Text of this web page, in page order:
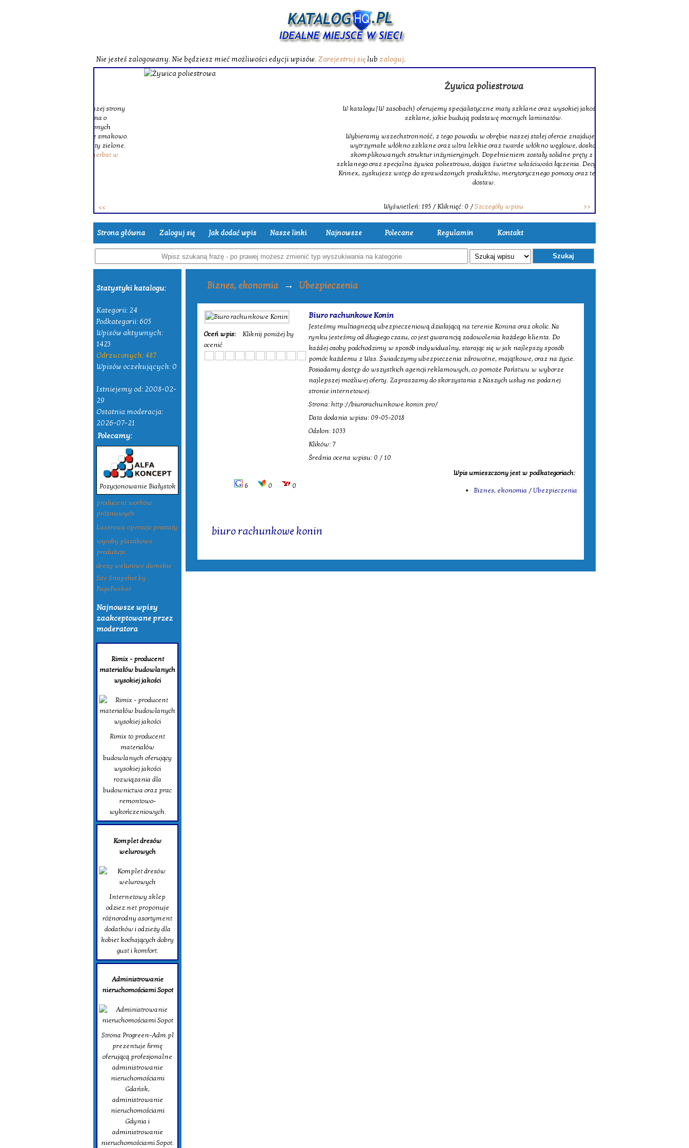
Nie jesteś zalogowany. Nie będziesz mieć możliwości edycji wpisów. Zarejestruj się lub zaloguj.
Żywica poliestrowa
W katalogu|W zasobach} oferujemy specjalistyczne maty szklane oraz wysokiej jakości tkaniny
szklane, jakie budują podstawę mocnych laminatów.
Wybieramy wszechstronność, z tego powodu w obrębie naszej stałej ofercie znajduje się także
wytrzymałe włókno szklane oraz ultra lekkie oraz twarde włókno węglowe, doskonałe do
skomplikowanych struktur inżynieryjnych. Dopełnieniem zostały solidne pręty z włókna
szklanego oraz specjalna żywica poliestrowa, dająca świetne właściwości łączenia. Decydując się na
Krinex, zyskujesz wstęp do sprawdzonych produktów, merytorycznego pomocy oraz terminowych
Wyświetleń: 195 / Kliknięć: 0 /Szczegóły wpisu
Strona główna Zaloguj się Jak dodać wpis Nasze linki Najnowsze Polecane Regulamin Kontakt
Szukaj
Statystyki katalogu:
Kategorii: 24
Podkategorii: 605
Wpisów aktywnych:
1423
Odrzuconych: 487
Wpisów oczekujących: 0
Istniejemy od: 2008-02-
29
Ostatnia moderacja:
2026-07-21
Polecamy:
Pozycjonowanie Białystok
producent worków
próżniowych
Laserowa operacja prostaty
wyroby plastikowe
produkcja
dresy welurowe damskie
Site Snapshot by
PagePeeker
Najnowsze wpisy
zaakceptowane przez
moderatora
Rimix - producent
materiałów budowlanych
wysokiej jakości
Rimix to producent
materiałów
budowlanych oferujący
wysokiej jakości
rozwiązania dla
budownictwa oraz prac
remontowo-
wykończeniowych.
Komplet dresów
welurowych
Internetowy sklep
odziez.net proponuje
różnorodny asortyment
dodatków i odzieży dla
kobiet kochających dobry
gust i komfort.
Administrowanie
nieruchomościami Sopot
Strona Progreen-Adm.pl
prezentuje firmę
oferującą profesjonalne
administrowanie
nieruchomościami
Gdańsk,
administrowanie
nieruchomościami
Gdynia i
administrowanie
nieruchomościami Sopot.
Biznes, ekonomia → Ubezpieczenia
Oceń wpis:
Kliknij poniżej by
ocenić
Biuro rachunkowe Konin
Jesteśmy multiagnecją ubezpieczeniową działającą na terenie Konina oraz okolic. Na
rynku jesteśmy od długiego czasu, co jest gwarancją zadowolenia każdego klienta. Do
każdej osoby podchodzimy w sposób indywidualny, starając się w jak najlepszy sposób
pomóc każdemu z Was. Świadczymy ubezpieczenia zdrowotne, majątkowe, oraz na życie.
Posiadamy dostęp do wszystkich agencji reklamowych, co pomoże Państwu w wyborze
najlepszej możliwej oferty. Zapraszamy do skorzystania z Naszych usług na podanej
stronie internetowej.
Strona: http://biurorachunkowe.konin.pro/
Data dodania wpisu: 09-05-2018
Odsłon: 1033
Klików: 7
Średnia ocena wpisu: 0 / 10
6 0 0
Wpis umieszczony jest w podkategoriach:
Biznes, ekonomia /Ubezpieczenia
biuro rachunkowe konin